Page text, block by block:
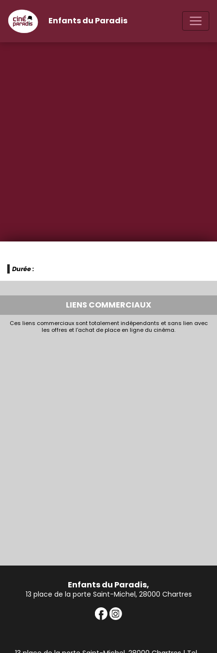
Enfants du Paradis
Durée :
LIENS COMMERCIAUX
Ces liens commerciaux sont totalement indépendants et sans lien avec
les offres et l'achat de place en ligne du cinéma.
Enfants du Paradis,
13 place de la porte Saint-Michel, 28000 Chartres